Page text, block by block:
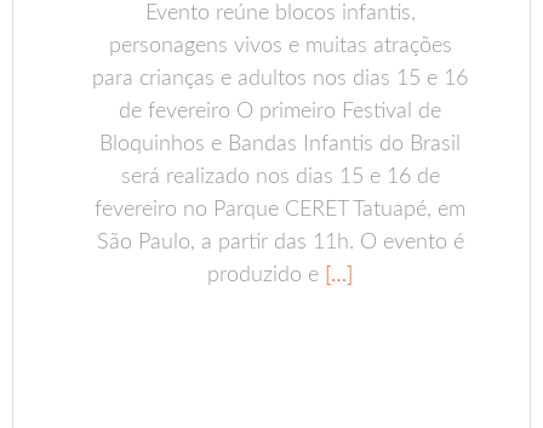
Evento reúne blocos infantis,
personagens vivos e muitas atrações
para crianças e adultos nos dias 15 e 16
de fevereiro O primeiro Festival de
Bloquinhos e Bandas Infantis do Brasil
será realizado nos dias 15 e 16 de
fevereiro no Parque CERET Tatuapé, em
São Paulo, a partir das 11h. O evento é
produzido e […]